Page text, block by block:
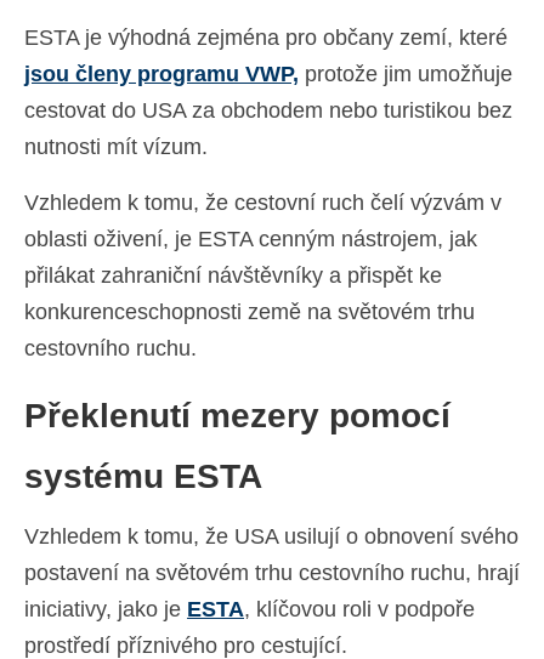
ESTA je výhodná zejména pro občany zemí, které
jsou členy programu VWP, protože jim umožňuje
cestovat do USA za obchodem nebo turistikou bez
nutnosti mít vízum.
Vzhledem k tomu, že cestovní ruch čelí výzvám v
oblasti oživení, je ESTA cenným nástrojem, jak
přilákat zahraniční návštěvníky a přispět ke
konkurenceschopnosti země na světovém trhu
cestovního ruchu.
Překlenutí mezery pomocí
systému ESTA
Vzhledem k tomu, že USA usilují o obnovení svého
postavení na světovém trhu cestovního ruchu, hrají
iniciativy, jako je ESTA, klíčovou roli v podpoře
prostředí příznivého pro cestující.